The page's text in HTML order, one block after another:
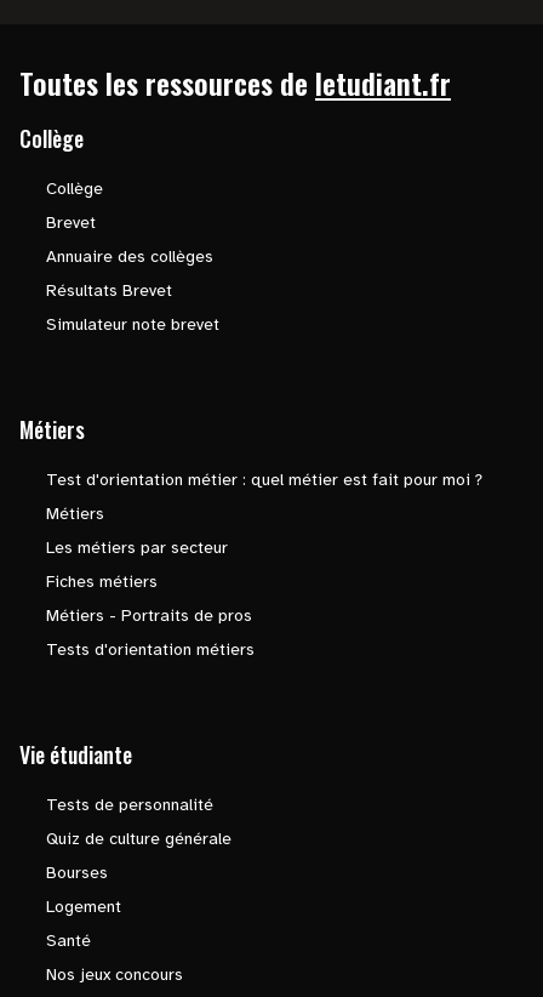
Toutes les ressources de letudiant.fr
Collège
Collège
Brevet
Annuaire des collèges
Résultats Brevet
Simulateur note brevet
Métiers
Test d'orientation métier : quel métier est fait pour moi ?
Métiers
Les métiers par secteur
Fiches métiers
Métiers - Portraits de pros
Tests d'orientation métiers
Vie étudiante
Tests de personnalité
Quiz de culture générale
Bourses
Logement
Santé
Nos jeux concours